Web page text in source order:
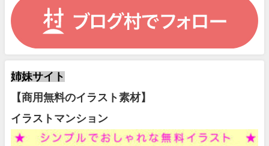
姉妹サイト
【商用無料のイラスト素材】
イラストマンション